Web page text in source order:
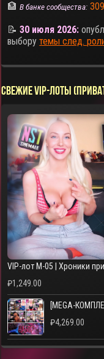
🏦В банке сообщества:
📝30 июля 2026:
выборутемы след.
СВЕЖИЕ VIP-ЛОТЫ
VIP-лот M-05 | Хроники
₽1,249.00
[MEGA-
₽4,269.00